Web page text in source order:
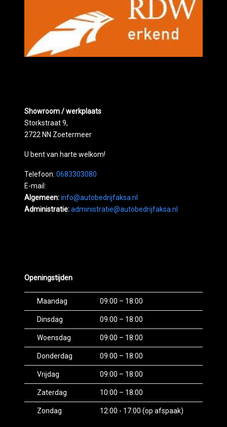
Showroom / werkplaats
Storkstraat 9,
2722 NN Zoetermeer
U bent van harte welkom!
Telefoon: 0683303080
E-mail:
Algemeen:info@autobedrijfaksa.nl
Administratie:administratie@autobedrijfaksa.nl
Openingstijden
Maandag 09:00 – 18:00
Dinsdag 09:00 – 18:00
Woensdag 09:00 – 18:00
Donderdag 09:00 – 18:00
Vrijdag 09:00 – 18:00
Zaterdag 10:00 – 18:00
Zondag 12:00 - 17:00 (op afspaak)